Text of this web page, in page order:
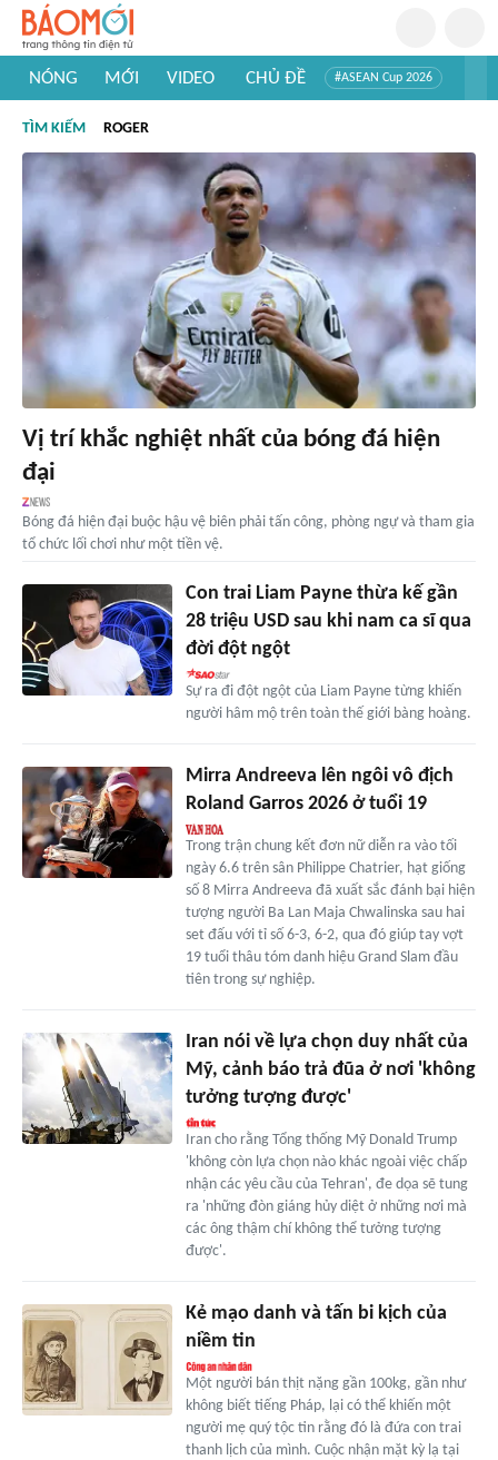
NÓNG MỚI VIDEO CHỦ ĐỀ #ASEAN Cup 2026
#Khám phá thế giới
TÌM KIẾM ROGER
Vị trí khắc nghiệt nhất của bóng đá hiện
đại
Bóng đá hiện đại buộc hậu vệ biên phải tấn công, phòng ngự và tham gia
tổ chức lối chơi như một tiền vệ.
Con trai Liam Payne thừa kế gần
28 triệu USD sau khi nam ca sĩ qua
đời đột ngột
Sự ra đi đột ngột của Liam Payne từng khiến
người hâm mộ trên toàn thế giới bàng hoàng.
Mirra Andreeva lên ngôi vô địch
Roland Garros 2026 ở tuổi 19
Trong trận chung kết đơn nữ diễn ra vào tối
ngày 6.6 trên sân Philippe Chatrier, hạt giống
số 8 Mirra Andreeva đã xuất sắc đánh bại hiện
tượng người Ba Lan Maja Chwalinska sau hai
set đấu với tỉ số 6-3, 6-2, qua đó giúp tay vợt
19 tuổi thâu tóm danh hiệu Grand Slam đầu
tiên trong sự nghiệp.
Iran nói về lựa chọn duy nhất của
Mỹ, cảnh báo trả đũa ở nơi 'không
tưởng tượng được'
Iran cho rằng Tổng thống Mỹ Donald Trump
'không còn lựa chọn nào khác ngoài việc chấp
nhận các yêu cầu của Tehran', đe dọa sẽ tung
ra 'những đòn giáng hủy diệt ở những nơi mà
các ông thậm chí không thể tưởng tượng
được'.
Kẻ mạo danh và tấn bi kịch của
niềm tin
Một người bán thịt nặng gần 100kg, gần như
không biết tiếng Pháp, lại có thể khiến một
người mẹ quý tộc tin rằng đó là đứa con trai
thanh lịch của mình. Cuộc nhận mặt kỳ lạ tại